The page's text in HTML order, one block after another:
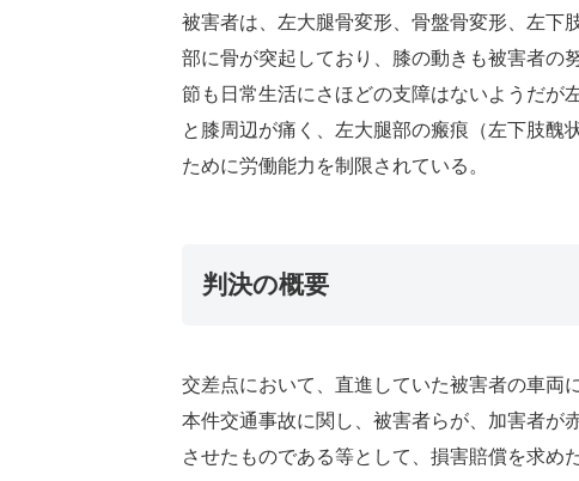
被害者は、左大腿骨変形、骨盤骨変形、左下
部に骨が突起しており、膝の動きも被害者の
節も日常生活にさほどの支障はないようだが
と膝周辺が痛く、左大腿部の瘢痕（左下肢醜
ために労働能力を制限されている。
判決の概要
交差点において、直進していた被害者の車両
本件交通事故に関し、被害者らが、加害者が
させたものである等として、損害賠償を求め